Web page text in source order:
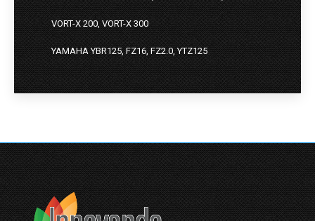
VORT-X 200, VORT-X 300
YAMAHA YBR125, FZ16, FZ2.0, YTZ125